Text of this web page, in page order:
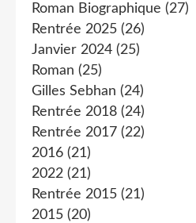
Roman Biographique (27)
Rentrée 2025 (26)
Janvier 2024 (25)
Roman (25)
Gilles Sebhan (24)
Rentrée 2018 (24)
Rentrée 2017 (22)
2016 (21)
2022 (21)
Rentrée 2015 (21)
2015 (20)